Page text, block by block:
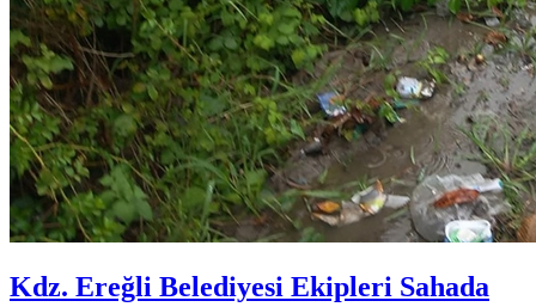
Kdz. Ereğli Belediyesi Ekipleri Sahada